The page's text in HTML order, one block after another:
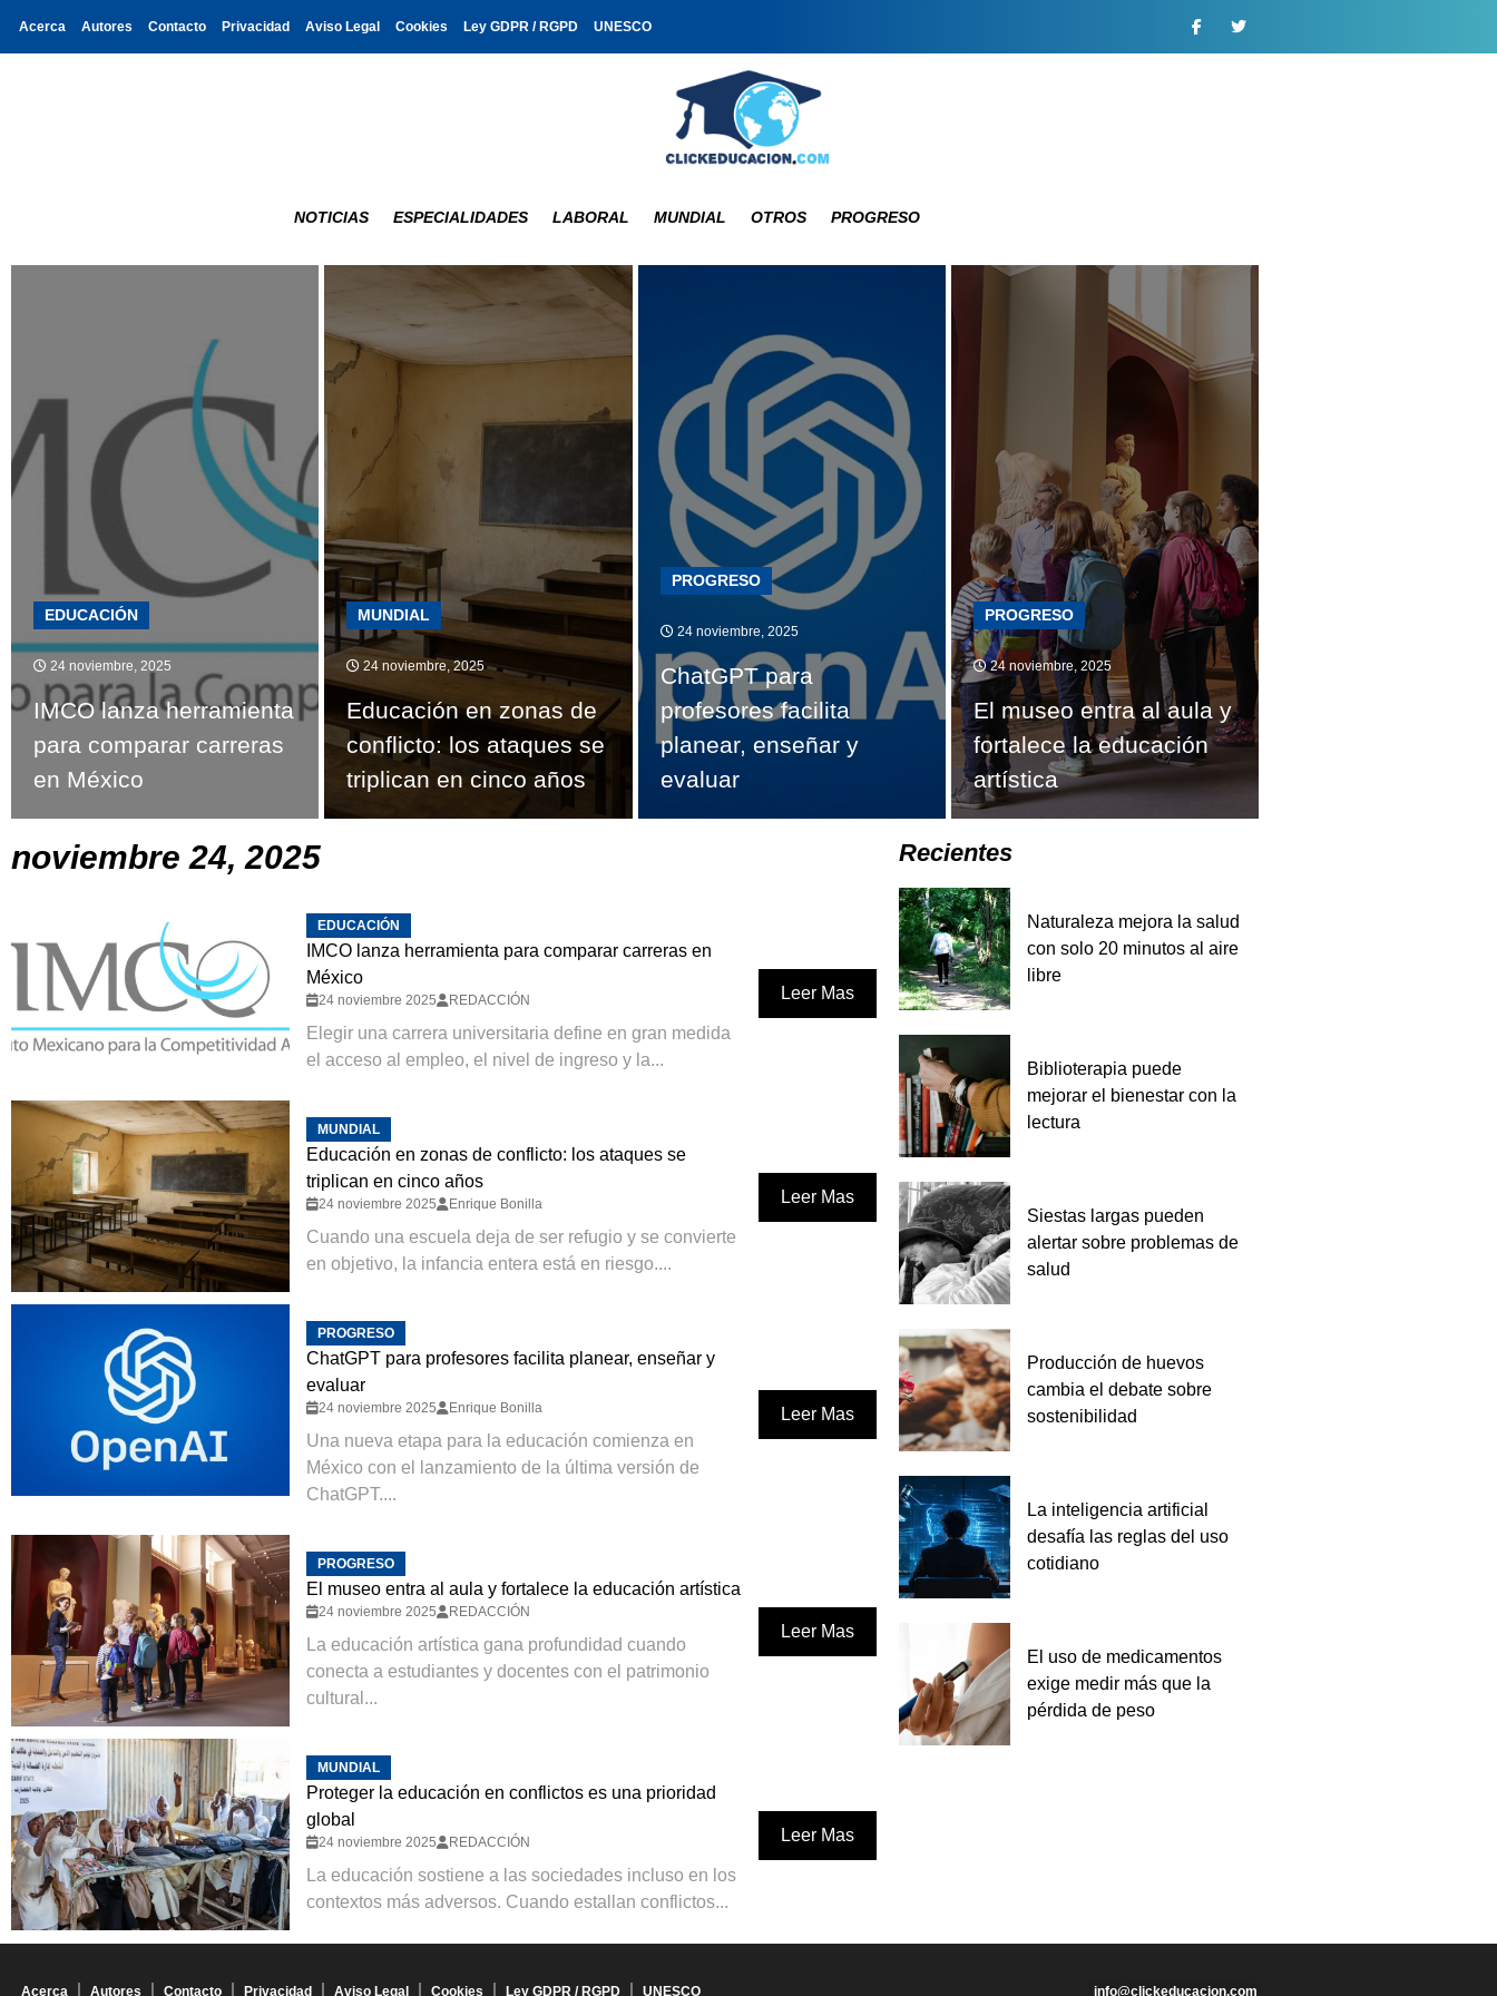
Acerca Autores Contacto Privacidad Aviso Legal Cookies Ley GDPR / RGPD UNESCO
NOTICIAS ESPECIALIDADES LABORAL MUNDIAL OTROS PROGRESO
EDUCACIÓN
24 noviembre, 2025
IMCO lanza herramienta
para comparar carreras
en México
MUNDIAL
24 noviembre, 2025
Educación en zonas de
conflicto: los ataques se
triplican en cinco años
PROGRESO
24 noviembre, 2025
ChatGPT para
profesores facilita
planear, enseñar y
evaluar
PROGRESO
24 noviembre, 2025
El museo entra al aula y
fortalece la educación
artística
noviembre 24, 2025
EDUCACIÓN
IMCO lanza herramienta para comparar carreras en
México
24 noviembre 2025 REDACCIÓN
Elegir una carrera universitaria define en gran medida
el acceso al empleo, el nivel de ingreso y la...
Leer Mas
MUNDIAL
Educación en zonas de conflicto: los ataques se
triplican en cinco años
24 noviembre 2025 Enrique Bonilla
Cuando una escuela deja de ser refugio y se convierte
en objetivo, la infancia entera está en riesgo....
Leer Mas
PROGRESO
ChatGPT para profesores facilita planear, enseñar y
evaluar
24 noviembre 2025 Enrique Bonilla
Una nueva etapa para la educación comienza en
México con el lanzamiento de la última versión de
ChatGPT....
Leer Mas
PROGRESO
El museo entra al aula y fortalece la educación artística
24 noviembre 2025 REDACCIÓN
La educación artística gana profundidad cuando
conecta a estudiantes y docentes con el patrimonio
cultural...
Leer Mas
MUNDIAL
Proteger la educación en conflictos es una prioridad
global
24 noviembre 2025 REDACCIÓN
La educación sostiene a las sociedades incluso en los
contextos más adversos. Cuando estallan conflictos...
Leer Mas
Recientes
Naturaleza mejora la salud
con solo 20 minutos al aire
libre
Biblioterapia puede
mejorar el bienestar con la
lectura
Siestas largas pueden
alertar sobre problemas de
salud
Producción de huevos
cambia el debate sobre
sostenibilidad
La inteligencia artificial
desafía las reglas del uso
cotidiano
El uso de medicamentos
exige medir más que la
pérdida de peso
Acerca Autores Contacto Privacidad Aviso Legal Cookies Ley GDPR / RGPD UNESCO info@clickeducacion.com